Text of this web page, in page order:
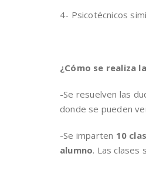
4- Psicotécnicos
¿Cómo se realiza
-Se resuelven las
donde se pueden
-Se imparten 10
alumno. Las clases